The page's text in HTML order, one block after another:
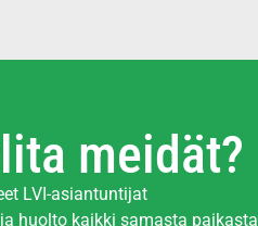
meidät?
LVI-asiantuntijat
huolto kaikki samasta paikasta